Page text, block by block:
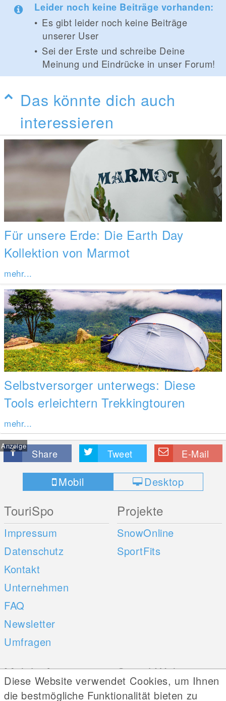
Leider noch keine Beiträge vorhanden:
Es gibt leider noch keine Beiträge
unserer User
Sei der Erste und schreibe Deine
Meinung und Eindrücke in unser Forum!
Das könnte dich auch
interessieren
Für unsere Erde: Die Earth Day
Kollektion von Marmot
mehr...
Selbstversorger unterwegs: Diese
Tools erleichtern Trekkingtouren
mehr...
Anzeige
Share Tweet E-Mail
Mobil Desktop
TouriSpo
Impressum
Datenschutz
Kontakt
Unternehmen
FAQ
Newsletter
Umfragen
Projekte
SnowOnline
SportFits
Mobile Apps
iOS
Social Web
Diese Website verwendet Cookies, um Ihnen
die bestmögliche Funktionalität bieten zu